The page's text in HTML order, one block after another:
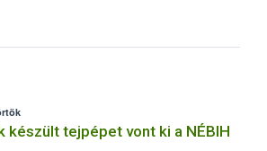
készült tejpépet vont ki a NÉBIH